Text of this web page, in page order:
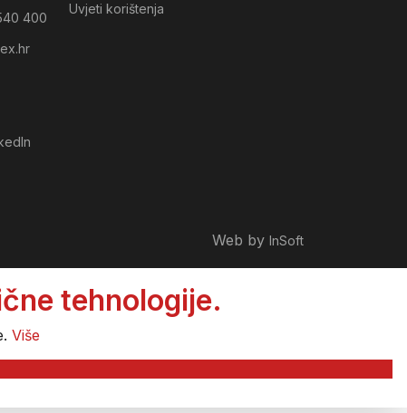
400
Uvjeti korištenja
Web by InSoft
tehnologije.
Više